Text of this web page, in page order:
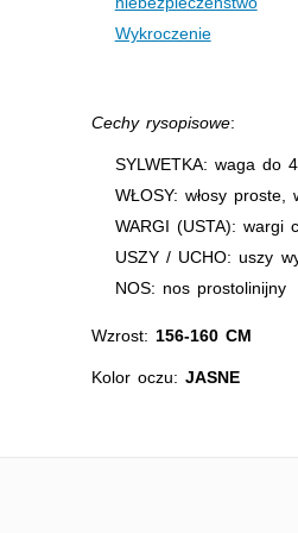
Wykroczenie
Cechy rysopisowe:
SYLWETKA: waga do
WŁOSY: włosy proste,
WARGI (USTA): wargi
USZY / UCHO: uszy
NOS: nos prostolinijny
Wzrost: 156-160 CM
Kolor oczu:JASNE